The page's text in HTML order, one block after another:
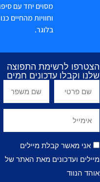
מסוים יחד עם
וחוויות מהחיים
בלוגר.
הצטרפו לרשימת התפוצה
שלנו וקבלו עדכונים חמים
אני מאשר קבלת מיילים
מיילים ועדכונים מאת האתר של
אוהד הנווד